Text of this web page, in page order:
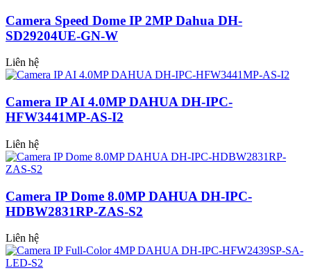
Camera Speed Dome IP 2MP Dahua DH-
SD29204UE-GN-W
Liên hệ
Camera IP AI 4.0MP DAHUA DH-IPC-
HFW3441MP-AS-I2
Liên hệ
Camera IP Dome 8.0MP DAHUA DH-IPC-
HDBW2831RP-ZAS-S2
Liên hệ